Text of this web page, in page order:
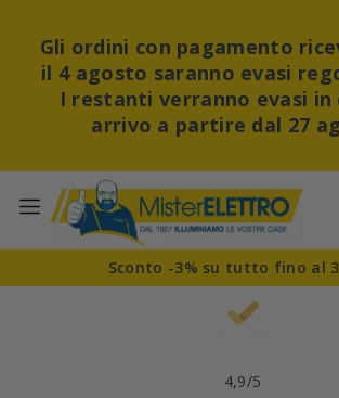
Gli ordini con pagamento
il 4 agosto saranno evasi
I restanti verranno evasi in
arrivo a partire dal 27
Sconto -3% su tutto fino al
4,9/5